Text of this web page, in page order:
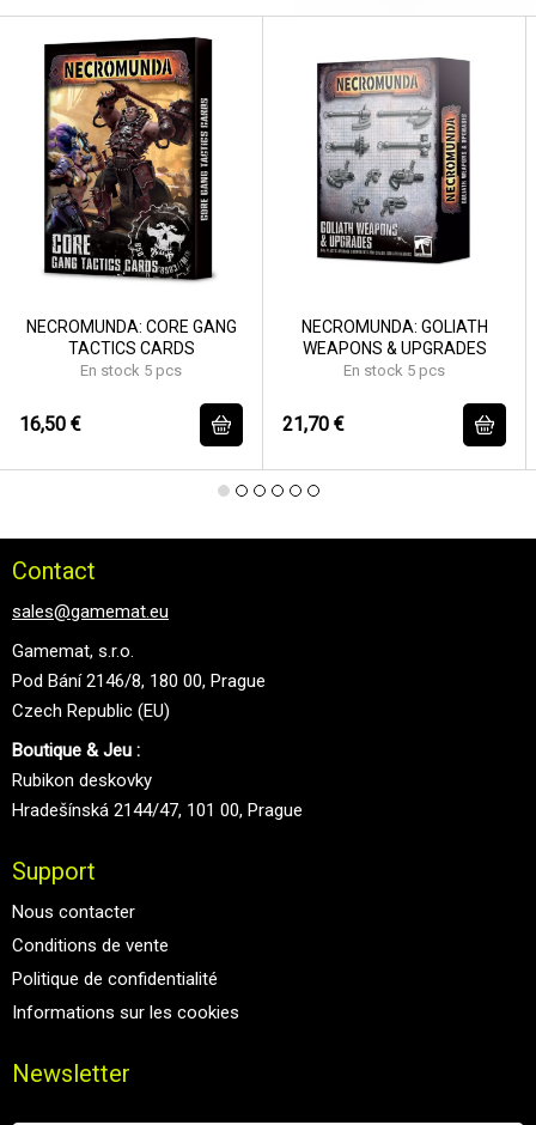
NECROMUNDA: CORE GANG
TACTICS CARDS
En stock 5 pcs
16,50 €
NECROMUNDA: GOLIATH
WEAPONS & UPGRADES
En stock 5 pcs
21,70 €
Contact
sales@gamemat.eu
Gamemat, s.r.o.
Pod Bání 2146/8, 180 00, Prague
Czech Republic (EU)
Boutique & Jeu :
Rubikon deskovky
Hradešínská 2144/47, 101 00, Prague
Support
Nous contacter
Conditions de vente
Politique de confidentialité
Informations sur les cookies
Newsletter